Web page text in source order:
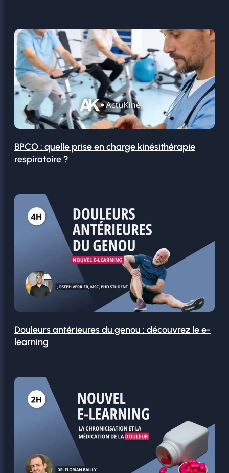
BPCO : quelle prise en charge kinésithérapie
respiratoire ?
Douleurs antérieures du genou : découvrez le e-
learning